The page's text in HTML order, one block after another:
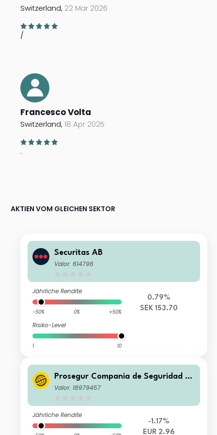
Switzerland, 22 Mar 2026
/
Francesco Volta
Switzerland,18 Apr 2025
.
AKTIEN VOM GLEICHEN SEKTOR
Securitas AB
Valor: 614796
Jährliche Rendite
-50% 0% +50%
Risiko-Level
1 10
0.79%
SEK 153.70
Prosegur Compania de Seguridad S
A
Valor: 18979457
Jährliche Rendite
-1.17%
EUR 2.96